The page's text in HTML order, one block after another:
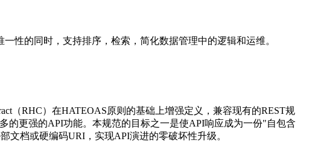
性的同时，支持排序，检索，简化数据管理中的逻辑和运维。
（RHC）在HATEOAS原则的基础上增强定义，兼容现有的REST规
的更强的API功能。本规范的目标之一是使API响应成为一份"自包含
文档或硬编码URI，实现API演进的零破坏性升级。